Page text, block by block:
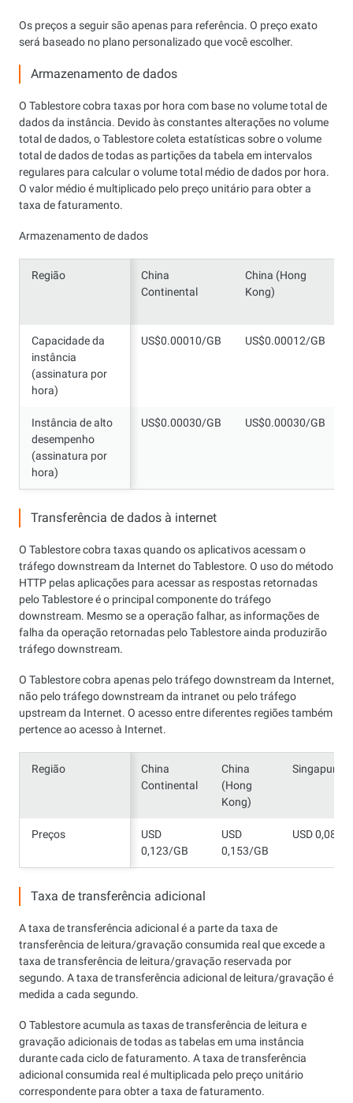
Os preços a seguir são apenas para referência. O preço exato
será baseado no plano personalizado que você escolher.
Armazenamento de dados
O Tablestore cobra taxas por hora com base no volume total de
dados da instância. Devido às constantes alterações no volume
total de dados, o Tablestore coleta estatísticas sobre o volume
total de dados de todas as partições da tabela em intervalos
regulares para calcular o volume total médio de dados por hora.
O valor médio é multiplicado pelo preço unitário para obter a
taxa de faturamento.
Armazenamento de dados
Região
China
Continental
China (Hong
Kong)
Capacidade da
instância
(assinatura por
hora)
US$0.00010/GB US$0.00012/GB
Instância de alto
desempenho
(assinatura por
hora)
US$0.00030/GB US$0.00030/GB
Região
Capacidade da
instância
(assinatura por
hora)
Instância de alto
desempenho
(assinatura por
hora)
Transferência de dados à internet
O Tablestore cobra taxas quando os aplicativos acessam o
tráfego downstream da Internet do Tablestore. O uso do método
HTTP pelas aplicações para acessar as respostas retornadas
pelo Tablestore é o principal componente do tráfego
downstream. Mesmo se a operação falhar, as informações de
falha da operação retornadas pelo Tablestore ainda produzirão
tráfego downstream.
O Tablestore cobra apenas pelo tráfego downstream da Internet,
não pelo tráfego downstream da intranet ou pelo tráfego
upstream da Internet. O acesso entre diferentes regiões também
pertence ao acesso à Internet.
Região
China
Continental
China
(Hong
Kong)
Singapura/
Preços
USD
0,123/GB
USD
0,153/GB
USD 0,081/
Região
Preços
Taxa de transferência adicional
A taxa de transferência adicional é a parte da taxa de
transferência de leitura/gravação consumida real que excede a
taxa de transferência de leitura/gravação reservada por
segundo. A taxa de transferência adicional de leitura/gravação é
medida a cada segundo.
O Tablestore acumula as taxas de transferência de leitura e
gravação adicionais de todas as tabelas em uma instância
durante cada ciclo de faturamento. A taxa de transferência
adicional consumida real é multiplicada pelo preço unitário
correspondente para obter a taxa de faturamento.